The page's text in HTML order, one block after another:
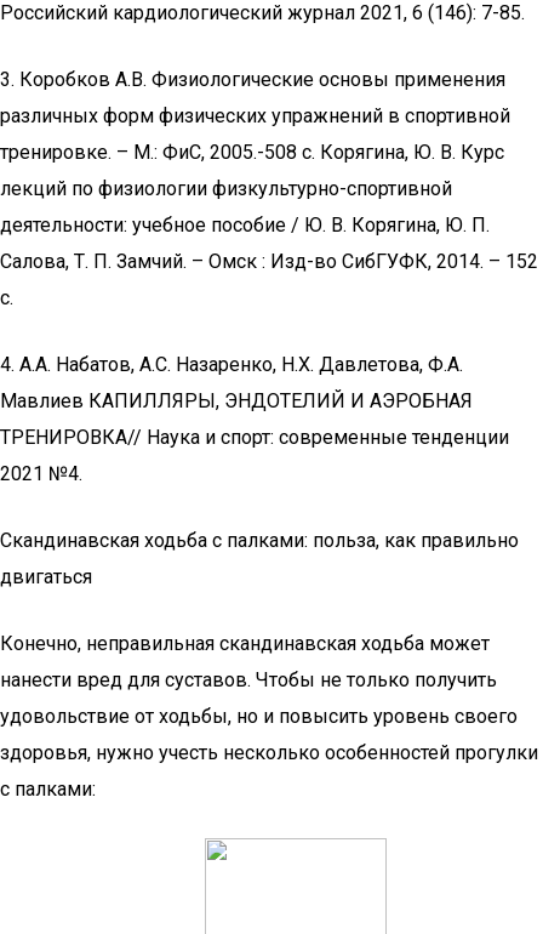
Российский кардиологический журнал 2021, 6 (146): 7-85.
3. Коробков А.В. Физиологические основы применения
различных форм физических упражнений в спортивной
тренировке. – М.: ФиС, 2005.-508 с. Корягина, Ю. В. Курс
лекций по физиологии физкультурно-спортивной
деятельности: учебное пособие / Ю. В. Корягина, Ю. П.
Салова, Т. П. Замчий. – Омск : Изд-во СибГУФК, 2014. – 152
с.
4. А.А. Набатов, А.С. Назаренко, Н.Х. Давлетова, Ф.А.
Мавлиев КАПИЛЛЯРЫ, ЭНДОТЕЛИЙ И АЭРОБНАЯ
ТРЕНИРОВКА// Наука и спорт: современные тенденции
2021 №4.
Скандинавская ходьба с палками: польза, как правильно
двигаться
Конечно, неправильная скандинавская ходьба может
нанести вред для суставов. Чтобы не только получить
удовольствие от ходьбы, но и повысить уровень своего
здоровья, нужно учесть несколько особенностей прогулки
с палками: